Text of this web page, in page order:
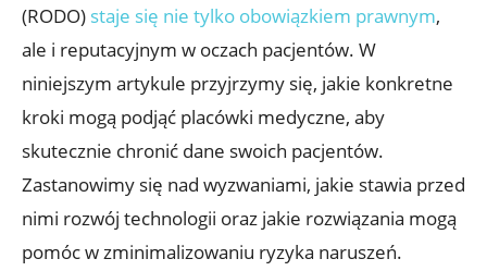
(RODO) staje się nie tylko obowiązkiem prawnym,
ale i reputacyjnym w oczach pacjentów. W
niniejszym artykule przyjrzymy się, jakie konkretne
kroki mogą podjąć placówki medyczne, aby
skutecznie chronić dane swoich pacjentów.
Zastanowimy się nad wyzwaniami, jakie stawia przed
nimi rozwój technologii oraz jakie rozwiązania mogą
pomóc w zminimalizowaniu ryzyka naruszeń.